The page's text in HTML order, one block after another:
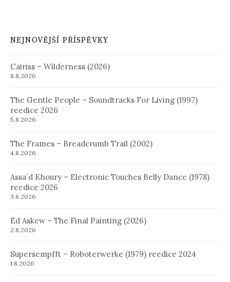
NEJNOVĚJŠÍ PŘÍSPĚVKY
Cairiss – Wilderness (2026)
8.8.2026
The Gentle People – Soundtracks For Living (1997)
reedice 2026
5.8.2026
The Frames – Breadcrumb Trail (2002)
4.8.2026
Assa´d Khoury – Electronic Touches Belly Dance (1978)
reedice 2026
3.8.2026
Ed Askew – The Final Painting (2026)
2.8.2026
Supersempfft – Roboterwerke (1979) reedice 2024
1.8.2026